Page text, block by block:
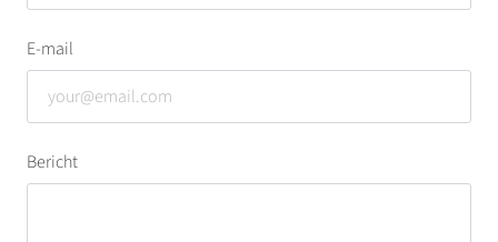
E-mail
Bericht